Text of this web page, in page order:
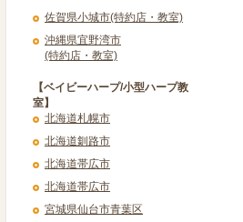
佐賀県小城市(特約店・教室)
沖縄県宜野湾市
(特約店・教室)
【ベイビーハープ/小型ハープ教
室】
北海道札幌市
北海道釧路市
北海道帯広市
北海道帯広市
宮城県仙台市青葉区